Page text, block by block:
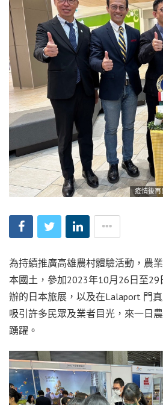
疫情後再
為持續推廣高雄農村體驗活動，農
本國土，參加2023年10月26日至
辦的日本旅展，以及在Lalaport 門
吸引許多民眾及業者目光，來一日
踴躍。